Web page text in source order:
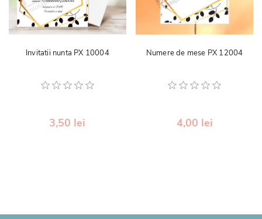
Invitatii nunta PX 10004
3,50 lei
Numere de mese PX 12004
4,00 lei